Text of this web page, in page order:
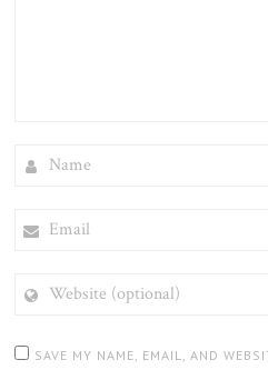
(OPTIONAL)
SAVE MY NAME, EMAIL, AND